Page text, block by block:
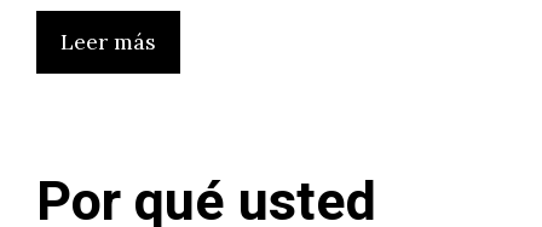
Leer más
Por qué usted